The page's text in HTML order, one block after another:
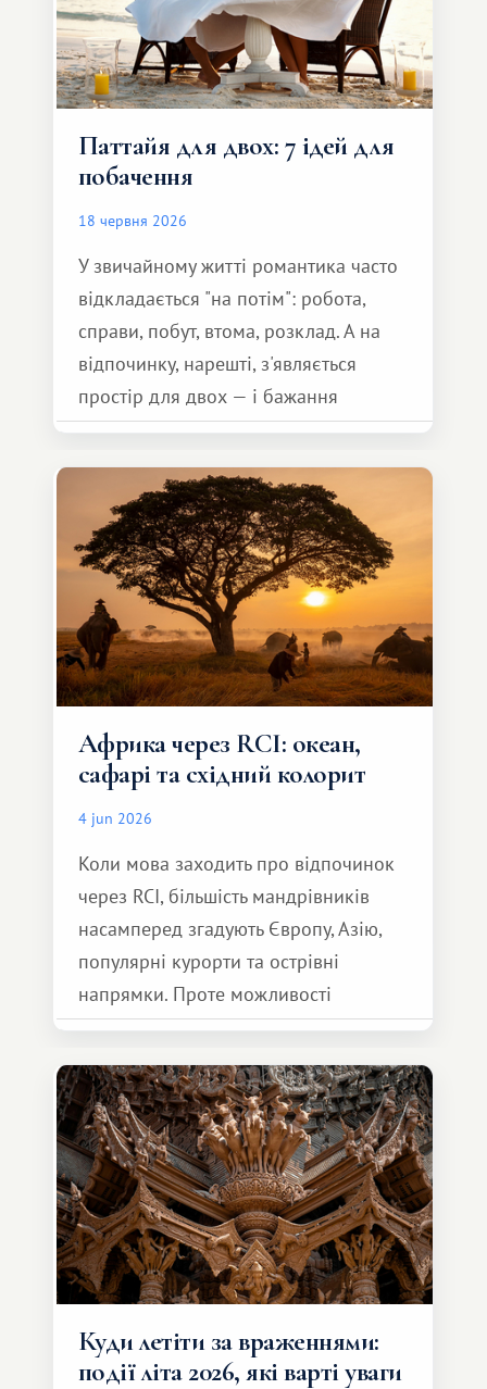
Паттайя для двох: 7 ідей для
побачення
18 червня 2026
У звичайному житті романтика часто
відкладається "на потім": робота,
справи, побут, втома, розклад. А на
відпочинку, нарешті, з'являється
простір для двох — і бажання
зробити для близької людини щось
особливе. Не обов'язково масштабне,
але тепле і незабутнє :)
Африка через RCI: океан,
сафарі та східний колорит
4 jun 2026
Коли мова заходить про відпочинок
через RCI, більшість мандрівників
насамперед згадують Європу, Азію,
популярні курорти та острівні
напрямки. Проте можливості
обмінної системи значно ширші.
Серед них є і Африка – континент,
який здатний подарувати зовсім
інший формат подорожі.
Куди летіти за враженнями:
події літа 2026, які варті уваги